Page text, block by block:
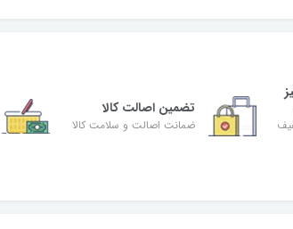
تضمین اصالت کالا
ضمانت اصالت و سلامت کالا